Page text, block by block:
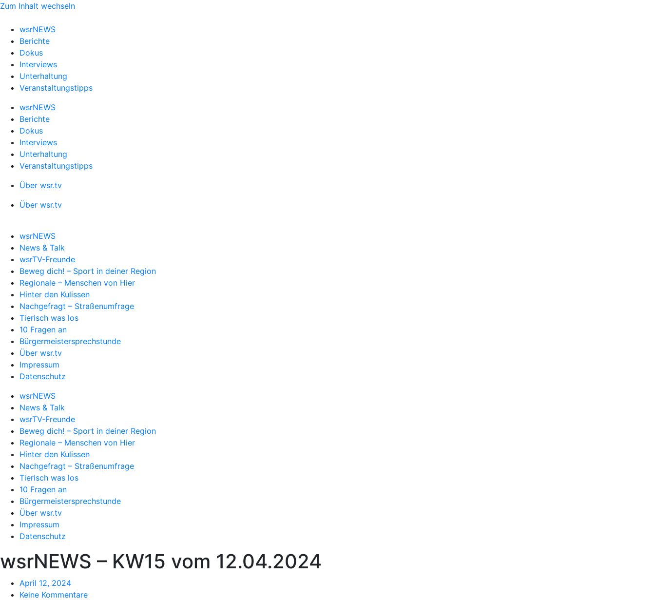
Zum Inhalt wechseln
wsrNEWS
Berichte
Dokus
Interviews
Unterhaltung
Veranstaltungstipps
wsrNEWS
Berichte
Dokus
Interviews
Unterhaltung
Veranstaltungstipps
Über wsr.tv
Über wsr.tv
wsrNEWS
News & Talk
wsrTV-Freunde
Beweg dich! – Sport in deiner Region
Regionale – Menschen von Hier
Hinter den Kulissen
Nachgefragt – Straßenumfrage
Tierisch was los
10 Fragen an
Bürgermeistersprechstunde
Über wsr.tv
Impressum
Datenschutz
wsrNEWS
News & Talk
wsrTV-Freunde
Beweg dich! – Sport in deiner Region
Regionale – Menschen von Hier
Hinter den Kulissen
Nachgefragt – Straßenumfrage
Tierisch was los
10 Fragen an
Bürgermeistersprechstunde
Über wsr.tv
Impressum
Datenschutz
wsrNEWS – KW15 vom 12.04.2024
April 12, 2024
Keine Kommentare